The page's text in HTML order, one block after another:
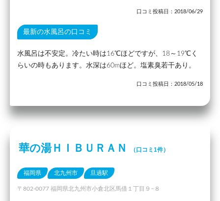
口コミ投稿日：2018/06/29
最新の水風呂の口コミ
水風呂は不安定。冷たい時は16℃ほどですが、18～19℃く
らいの時もあります。水深は60mほど。塩素臭若干あり。
口コミ投稿日：2018/05/18
華の湯ＨＩＢＵＲＡＮ （口コミ1件）
福岡県 北九州市 旦過駅
〒802-0077 福岡県北九州市小倉北区馬借１丁目９−８